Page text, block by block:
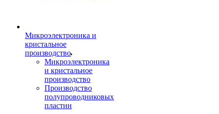
Микроэлектроника и
кристальное
производство
Микроэлектроника
и кристальное
производство
Производство
полупроводниковых
пластин